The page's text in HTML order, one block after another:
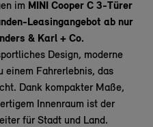
im MINI Cooper C 3-Türer
Leasingangebot ab nur
& Karl + Co.
Design, moderne
einem Fahrerlebnis, das
Dank kompakter Maße,
Innenraum ist der
für Stadt und Land.